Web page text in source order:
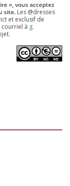
», vous accep­tez
site. Les @dresses
et exclu­sif de
cour­riel à g.​